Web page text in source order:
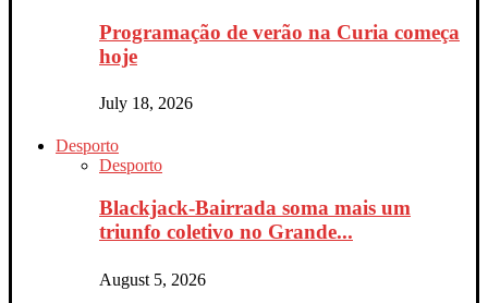
Programação de verão na Curia começa
hoje
July 18, 2026
Desporto
Desporto
Blackjack-Bairrada soma mais um
triunfo coletivo no Grande...
August 5, 2026